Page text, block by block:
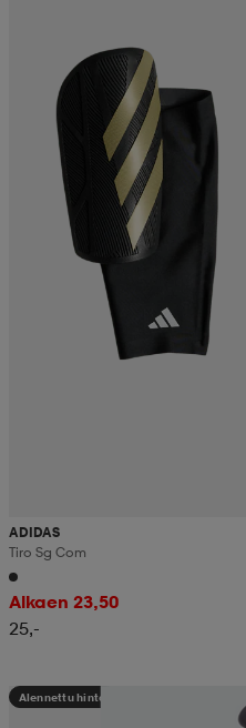
ADIDAS
Tiro Sg Com
Alkaen 23,50
25,-
Alennettu hinta